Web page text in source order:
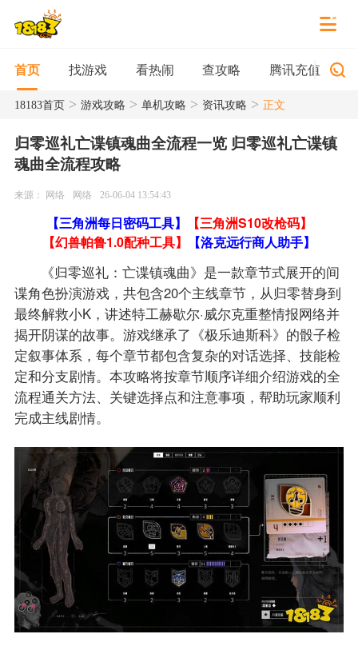
首页 找游戏 看热闹 查攻略 腾讯充值
18183首页> 游戏攻略 > 单机攻略 > 资讯攻略 > 正文
归零巡礼亡谍镇魂曲全流程一览 归零巡礼亡谍镇
魂曲全流程攻略
来源： 网络 网络 26-06-04 13:54:43
【三角洲每日密码工具】
【三角洲S10改枪码】
【幻兽帕鲁1.0配种工具】
【洛克远行商人助手】
《归零巡礼：亡谍镇魂曲》是一款章节式展开的间
谍角色扮演游戏，共包含20个主线章节，从归零替身到
最终解救小K，讲述特工赫歇尔·威尔克重整情报网络并
揭开阴谋的故事。游戏继承了《极乐迪斯科》的骰子检
定叙事体系，每个章节都包含复杂的对话选择、技能检
定和分支剧情。本攻略将按章节顺序详细介绍游戏的全
流程通关方法、关键选择点和注意事项，帮助玩家顺利
完成主线剧情。